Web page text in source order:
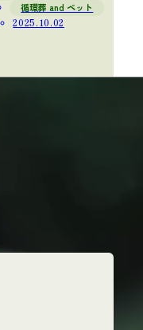
循環葬 and ペット
2025.10.02